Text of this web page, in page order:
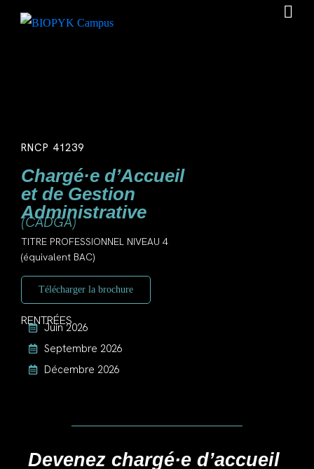
RNCP 41239
Chargé·e d’Accueil
et de Gestion
Administrative
(CADGA)
TITRE PROFESSIONNEL NIVEAU 4
(équivalent BAC)
Télécharger la brochure
RENTRÉES
Juin 2026
Septembre 2026
Décembre 2026
Devenez chargé·e d’accueil